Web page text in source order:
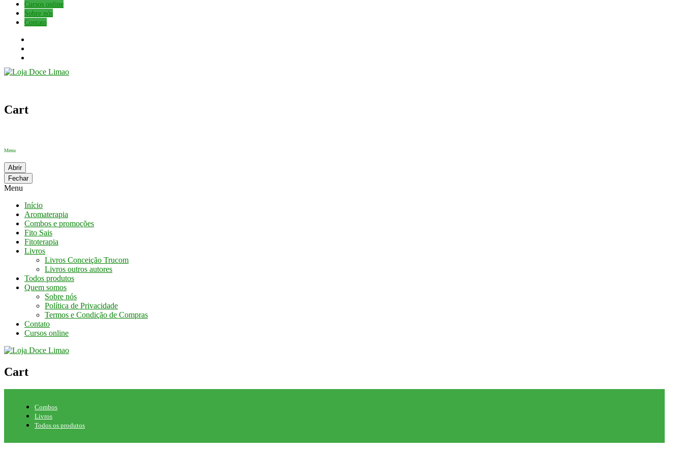
Cursos online
Sobre nós
Contato
Cart
Menu
Abrir
Fechar
Menu
Início
Aromaterapia
Combos e promoções
Fito Sais
Fitoterapia
Livros
Livros Conceição Trucom
Livros outros autores
Todos produtos
Quem somos
Sobre nós
Política de Privacidade
Termos e Condição de Compras
Contato
Cursos online
Cart
Combos
Livros
Todos os produtos